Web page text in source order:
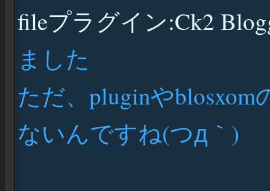
fileプラグイン:Ck2
ました
ただ、pluginや
ないんですね(つд｀)